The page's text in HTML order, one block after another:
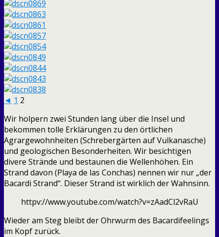
◄ 1 2
Wir holpern zwei Stunden lang über die Insel und
bekommen tolle Erklärungen zu den örtlichen
Agrargewohnheiten (Schrebergärten auf Vulkanasche)
und geologischen Besonderheiten. Wir besichtigen
divere Strände und bestaunen die Wellenhöhen. Ein
Strand davon (Playa de las Conchas) nennen wir nur „der
Bacardi Strand“. Dieser Strand ist wirklich der Wahnsinn.
httpv://www.youtube.com/watch?v=zAadCl2vRaU
Wieder am Steg bleibt der Ohrwurm des Bacardifeelings
im Kopf zurück.